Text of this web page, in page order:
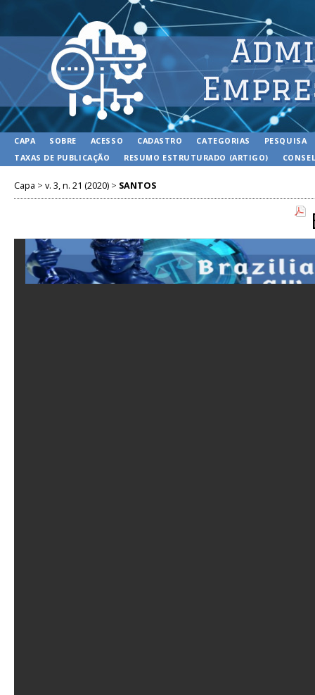
CAPA SOBRE ACESSO CADASTRO CATEGORIAS
PESQUISA
TAXAS DE PUBLICAÇÃO
RESUMO ESTRUTURADO (ARTIGO)
Capa > v. 3, n. 21 (2020) > SANTOS